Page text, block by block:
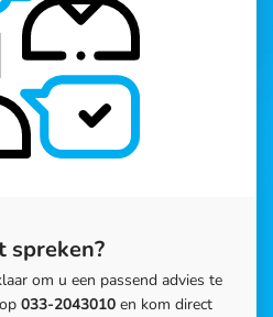
spreken?
om u een passend advies te
033-2043010 en kom direct